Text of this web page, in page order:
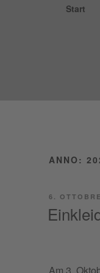
Start
ANNO:
PUBBLICATO
6.
Am 3.